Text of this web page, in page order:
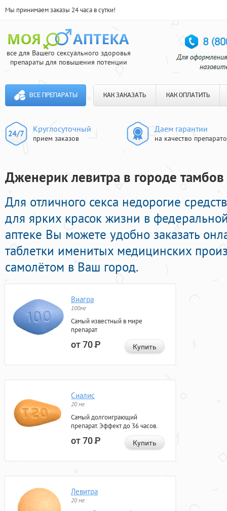
Мы принимаем заказы 24 часа в сутки!
все для Вашего сексуального здоровья
препараты для повышения потенции
ВСЕ ПРЕПАРАТЫ КАК ЗАКАЗАТЬ КАК ОПЛАТИТЬ
Круглосуточный
прием заказов
Даем гарантии
на качество
Дженерик левитра в городе
Для отличного секса недорогие
для ярких красок жизни в
аптеке Вы можете удобно заказать
таблетки именитых медицинских
самолётом в Ваш город.
Виагра
100мг
Самый известный в мире
препарат
от 70Р Купить
Сиалис
20 мг
Самый долгоиграющий
препарат. Эффект до 36 часов.
от 70Р Купить
Левитра
20 мг